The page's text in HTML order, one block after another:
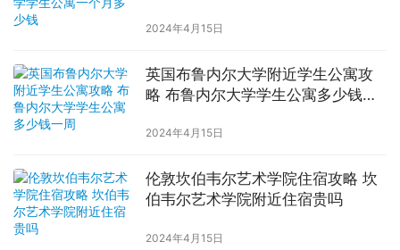
2024年4月15日
英国布鲁内尔大学附近学生公寓攻
略 布鲁内尔大学学生公寓多少钱一
2024年4月15日
伦敦坎伯韦尔艺术学院住宿攻略 坎
伯韦尔艺术学院附近住宿贵吗
2024年4月15日